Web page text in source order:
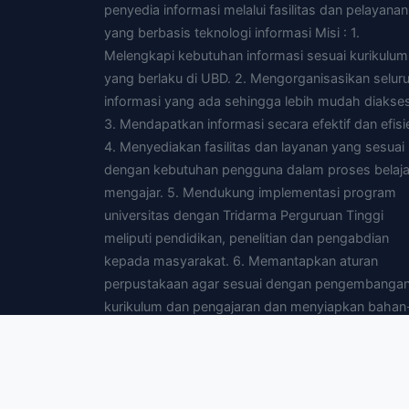
penyedia informasi melalui fasilitas dan pelayanan
yang berbasis teknologi informasi Misi : 1.
Melengkapi kebutuhan informasi sesuai kurikulum
yang berlaku di UBD. 2. Mengorganisasikan
informasi yang ada sehingga lebih mudah
3. Mendapatkan informasi secara efektif dan
4. Menyediakan fasilitas dan layanan yang sesuai
dengan kebutuhan pengguna dalam proses
mengajar. 5. Mendukung implementasi program
universitas dengan Tridarma Perguruan Tinggi
meliputi pendidikan, penelitian dan pengabdian
kepada masyarakat. 6. Memantapkan aturan
perpustakaan agar sesuai dengan
kurikulum dan pengajaran dan menyiapkan